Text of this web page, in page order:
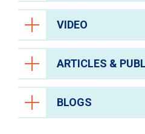
VIDEO
ARTICLES &
BLOGS